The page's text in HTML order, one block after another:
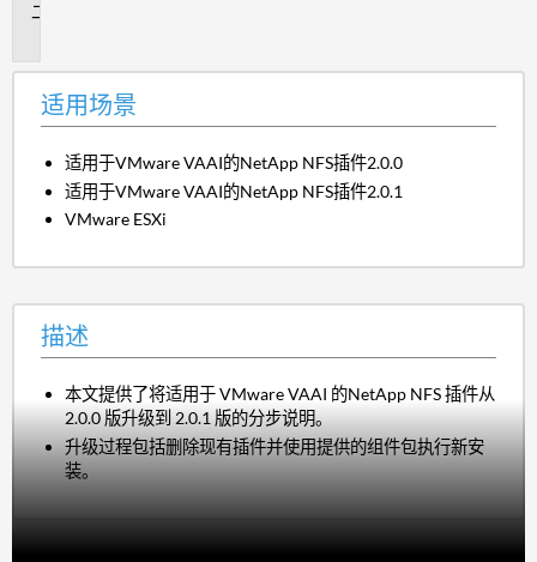
适用场景
适用于VMware VAAI的NetApp NFS插件2.0.0
适用于VMware VAAI的NetApp NFS插件2.0.1
VMware ESXi
描述
本文提供了将适用于 VMware VAAI 的NetApp NFS 插件从
2.0.0 版升级到 2.0.1 版的分步说明。
升级过程包括删除现有插件并使用提供的组件包执行新安
装。